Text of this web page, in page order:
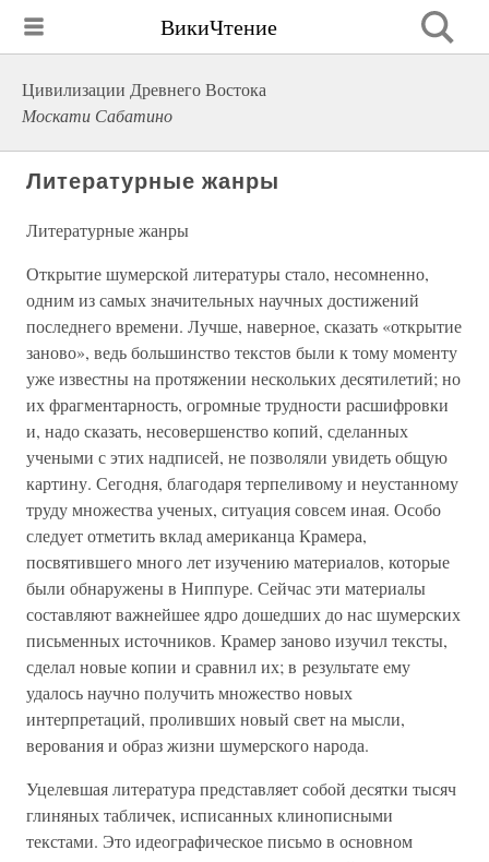
ВикиЧтение
Цивилизации Древнего Востока
Москати Сабатино
Литературные жанры
Литературные жанры
Открытие шумерской литературы стало, несомненно,
одним из самых значительных научных достижений
последнего времени. Лучше, наверное, сказать «открытие
заново», ведь большинство текстов были к тому моменту
уже известны на протяжении нескольких десятилетий; но
их фрагментарность, огромные трудности расшифровки
и, надо сказать, несовершенство копий, сделанных
учеными с этих надписей, не позволяли увидеть общую
картину. Сегодня, благодаря терпеливому и неустанному
труду множества ученых, ситуация совсем иная. Особо
следует отметить вклад американца Крамера,
посвятившего много лет изучению материалов, которые
были обнаружены в Ниппуре. Сейчас эти материалы
составляют важнейшее ядро дошедших до нас шумерских
письменных источников. Крамер заново изучил тексты,
сделал новые копии и сравнил их; в результате ему
удалось научно получить множество новых
интерпретаций, проливших новый свет на мысли,
верования и образ жизни шумерского народа.
Уцелевшая литература представляет собой десятки тысяч
глиняных табличек, исписанных клинописными
текстами. Это идеографическое письмо в основном